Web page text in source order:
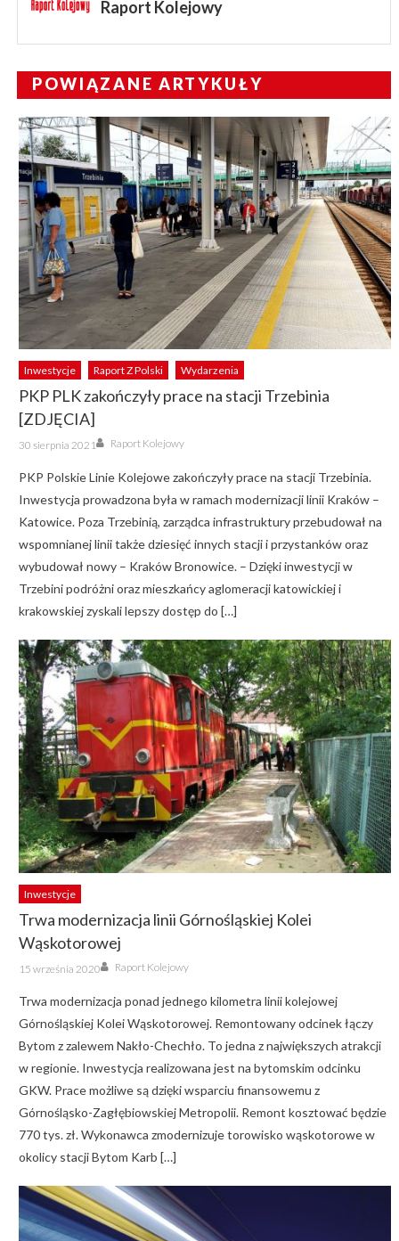
Raport Kolejowy
POWIĄZANE ARTYKUŁY
Inwestycje Raport Z Polski Wydarzenia
PKP PLK zakończyły prace na stacji Trzebinia
[ZDJĘCIA]
Posted
on
30 sierpnia 2021 Author
Raport Kolejowy
PKP Polskie Linie Kolejowe zakończyły prace na stacji Trzebinia.
Inwestycja prowadzona była w ramach modernizacji linii Kraków –
Katowice. Poza Trzebinią, zarządca infrastruktury przebudował na
wspomnianej linii także dziesięć innych stacji i przystanków oraz
wybudował nowy – Kraków Bronowice. – Dzięki inwestycji w
Trzebini podróżni oraz mieszkańcy aglomeracji katowickiej i
krakowskiej zyskali lepszy dostęp do […]
Inwestycje
Trwa modernizacja linii Górnośląskiej Kolei
Wąskotorowej
Posted
on
15 września 2020 Author
Raport Kolejowy
Trwa modernizacja ponad jednego kilometra linii kolejowej
Górnośląskiej Kolei Wąskotorowej. Remontowany odcinek łączy
Bytom z zalewem Nakło-Chechło. To jedna z największych atrakcji
w regionie. Inwestycja realizowana jest na bytomskim odcinku
GKW. Prace możliwe są dzięki wsparciu finansowemu z
Górnośląsko-Zagłębiowskiej Metropolii. Remont kosztować będzie
770 tys. zł. Wykonawca zmodernizuje torowisko wąskotorowe w
okolicy stacji Bytom Karb […]